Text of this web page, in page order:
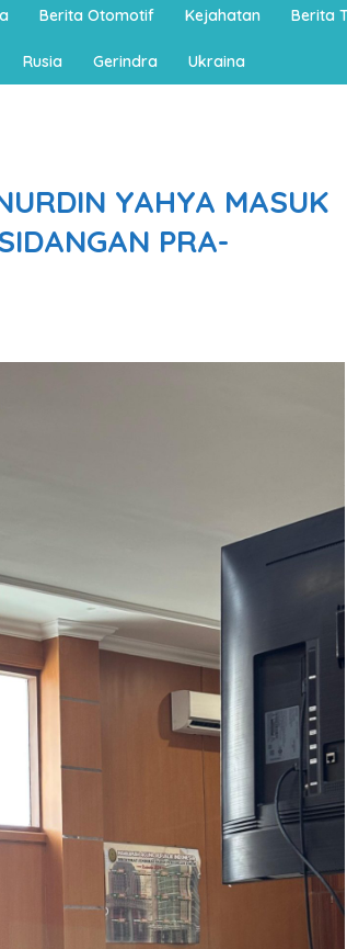
Berita Otomotif Kejahatan Berita
Rusia Gerindra Ukraina
YAHYA MASUK
PRA-